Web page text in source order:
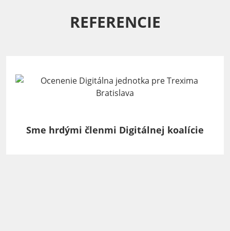
REFERENCIE
Sme hrdými členmi Digitálnej koalície